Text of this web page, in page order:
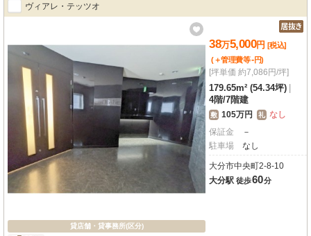
ヴィアレ・テッツオ
貸店舗・貸事務所(区分)
38万5,000円 [税込]
(＋管理費等-円)
[坪単価 約7,086円/坪]
179.65m² (54.34坪)
4階/7階建
敷 105万円 礼 なし
保証金
－
駐車場
なし
大分市中央町2-8-10
大分駅 徒歩60分